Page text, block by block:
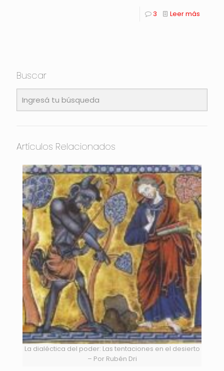
3 Leer más
Buscar
Artículos Relacionados
La dialéctica del poder: Las tentaciones en el desierto
– Por Rubén Dri